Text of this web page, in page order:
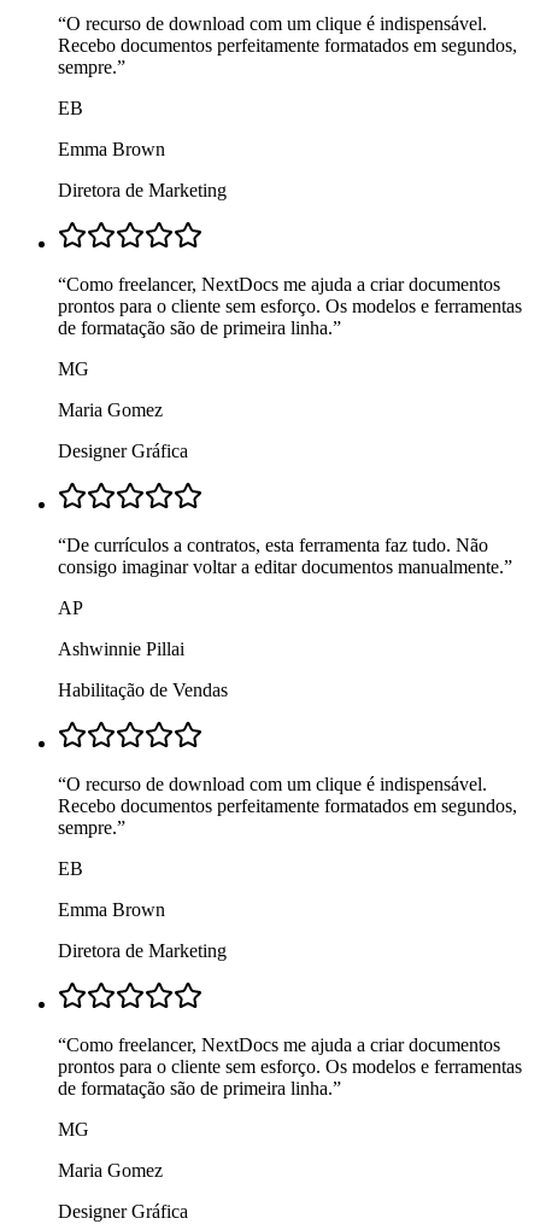
“O recurso de download com um clique é indispensável.
Recebo documentos perfeitamente formatados em segundos,
sempre.”
EB
Emma Brown
Diretora de Marketing
“Como freelancer, NextDocs me ajuda a criar documentos
prontos para o cliente sem esforço. Os modelos e ferramentas
de formatação são de primeira linha.”
MG
Maria Gomez
Designer Gráfica
“De currículos a contratos, esta ferramenta faz tudo. Não
consigo imaginar voltar a editar documentos manualmente.”
AP
Ashwinnie Pillai
Habilitação de Vendas
“O recurso de download com um clique é indispensável.
Recebo documentos perfeitamente formatados em segundos,
sempre.”
EB
Emma Brown
Diretora de Marketing
“Como freelancer, NextDocs me ajuda a criar documentos
prontos para o cliente sem esforço. Os modelos e ferramentas
de formatação são de primeira linha.”
MG
Maria Gomez
Designer Gráfica